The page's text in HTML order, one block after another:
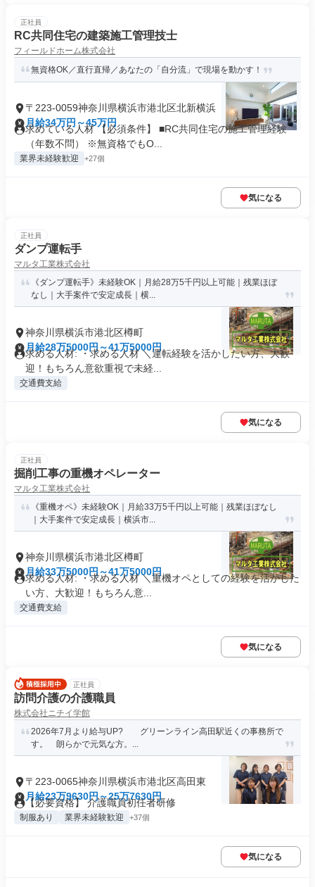
正社員
RC共同住宅の建築施工管理技士
フィールドホーム株式会社
無資格OK／直行直帰／あなたの「自分流」で現場を動かす！
〒223-0059神奈川県横浜市港北区北新横浜
月給34万円～45万円
求めている人材 【必須条件】 ■RC共同住宅の施工管理経験
（年数不問） ※無資格でもO...
業界未経験歓迎 +27個
気になる
正社員
ダンプ運転手
マルタ工業株式会社
《ダンプ運転手》未経験OK｜月給28万5千円以上可能｜残業ほぼ
なし｜大手案件で安定成長｜横...
神奈川県横浜市港北区樽町
月給28万5000円～41万5000円
求める人材: ・求める人材 ＼運転経験を活かしたい方、大歓
迎！もちろん意欲重視で未経...
交通費支給
気になる
正社員
掘削工事の重機オペレーター
マルタ工業株式会社
《重機オペ》未経験OK｜月給33万5千円以上可能｜残業ほぼなし
｜大手案件で安定成長｜横浜市...
神奈川県横浜市港北区樽町
月給33万5000円～41万5000円
求める人材: ・求める人材 ＼重機オペとしての経験を活かした
い方、大歓迎！もちろん意...
交通費支給
気になる
正社員
訪問介護の介護職員
株式会社ニチイ学館
2026年7月より給与UP? グリーンライン高田駅近くの事務所で
す。 朗らかで元気な方。...
〒223-0065神奈川県横浜市港北区高田東
月給23万9630円～25万7630円
【必要資格】 介護職員初任者研修
制服あり 業界未経験歓迎 +37個
気になる